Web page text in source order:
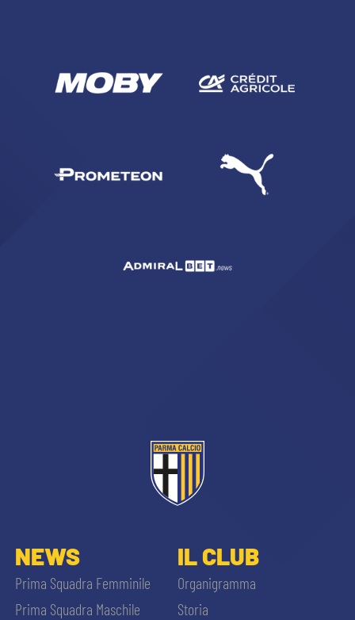
NEWS
Prima Squadra Femminile
Prima Squadra Maschile
IL CLUB
Organigramma
Storia